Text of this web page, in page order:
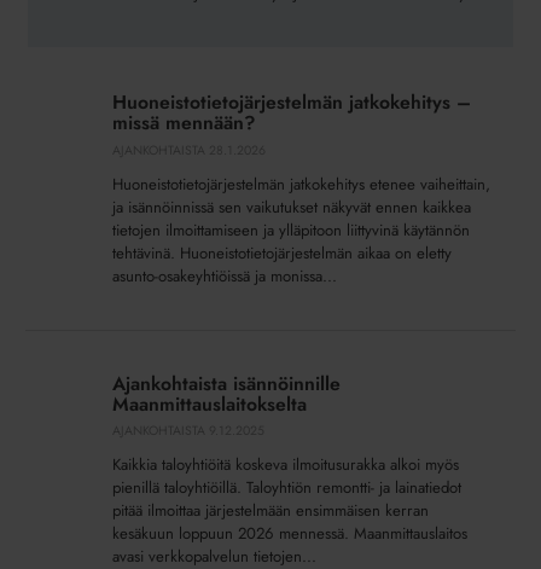
Huoneistotietojärjestelmän jatkokehitys –
missä mennään?
Huoneistotietojärjestelmän jatkokehitys etenee vaiheittain,
ja isännöinnissä sen vaikutukset näkyvät ennen kaikkea
tietojen ilmoittamiseen ja ylläpitoon liittyvinä käytännön
tehtävinä. Huoneistotietojärjestelmän aikaa on eletty
asunto-osakeyhtiöissä ja monissa...
MaanmittauslaitokseltaAjankohtaista isännöinnille
Maanmittauslaitokselta
Kaikkia taloyhtiöitä koskeva ilmoitusurakka alkoi myös
pienillä taloyhtiöillä. Taloyhtiön remontti- ja lainatiedot
pitää ilmoittaa järjestelmään ensimmäisen kerran
kesäkuun loppuun 2026 mennessä. Maanmittauslaitos
avasi verkkopalvelun tietojen...